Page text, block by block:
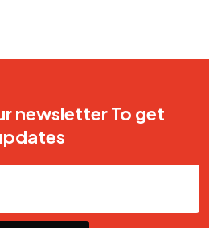
newsletter To get